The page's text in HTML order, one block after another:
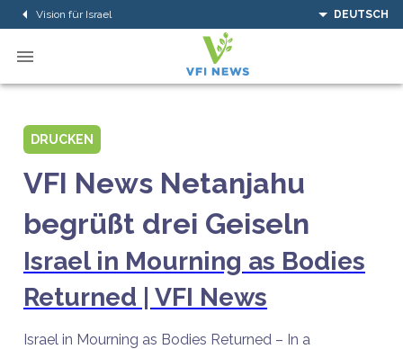
Vision für Israel DEUTSCH
DRUCKEN
VFI News Netanjahu
begrüßt drei Geiseln
Israel in Mourning as Bodies
Returned | VFI News
Israel in Mourning as Bodies Returned – In a